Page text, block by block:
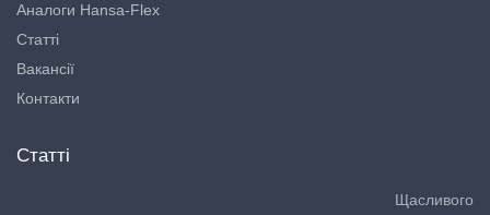
Аналоги Hansa-Flex
Статті
Вакансії
Контакти
Статті
Щасливого